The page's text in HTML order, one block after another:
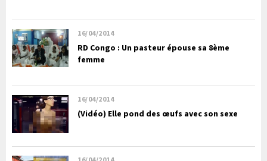
16/04/2014
RD Congo : Un pasteur épouse sa 8ème
femme
16/04/2014
(Vidéo) Elle pond des œufs avec son sexe